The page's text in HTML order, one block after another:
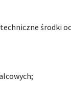
środki